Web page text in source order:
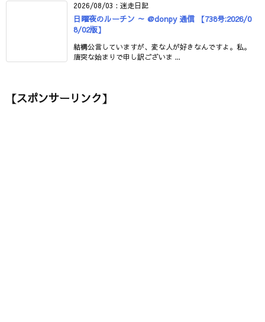
2026/08/03 : 迷走日記
日曜夜のルーチン ～ @donpy 通信 【738号:2026/0
8/02版】
結構公言していますが、変な人が好きなんですよ。私。
唐突な始まりで申し訳ございま ...
【スポンサーリンク】